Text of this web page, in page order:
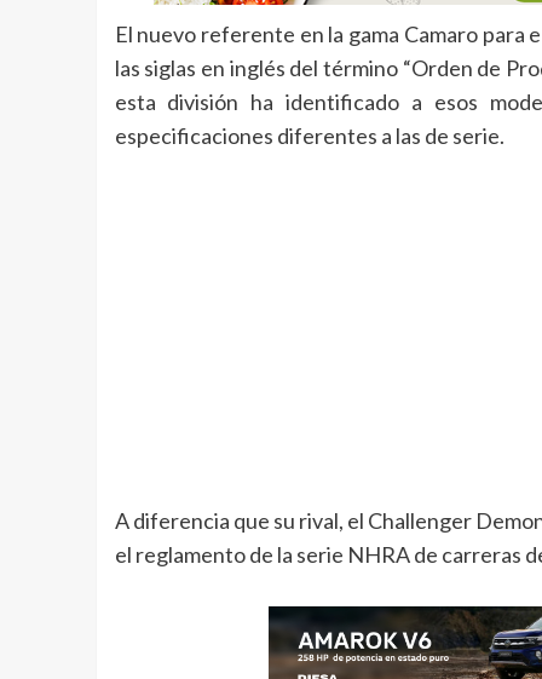
El nuevo referente en la gama Camaro para
las siglas en inglés del término “Orden de
esta división ha identificado a esos
especificaciones diferentes a las de serie.
A diferencia que su rival, el Challenger
el reglamento de la serie NHRA de carreras